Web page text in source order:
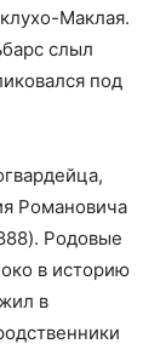
Маклая.
слыл
под
Романовича
Родовые
в историю
в